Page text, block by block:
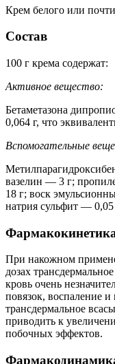
Крем белого или
Состав
100 г крема содержат:
Активное вещество:
Бетаметазона
0,064 г, что
Вспомогательные
вазелин — 3 г;
18 г; воск
натрия сульфит —
При накожном
дозах
кровь очень
повязок, воспаление
трансдермальное
приводить к
побочных эффектов.